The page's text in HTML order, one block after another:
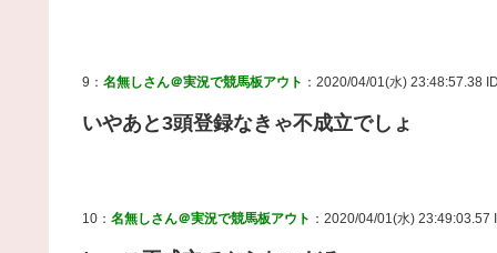
9： 名無しさん＠実況で競馬板アウト ：2020/04/01(水) 23:48:57.38
いやあと3頭登録なきゃ不成立でしょ
10： 名無しさん＠実況で競馬板アウト ：2020/04/01(水) 23:49:03.57